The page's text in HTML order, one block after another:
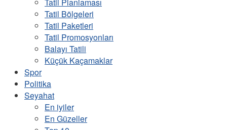
Tatil Bölgeleri
Tatil Paketleri
Tatil Promosyonları
Balayı Tatili
Küçük Kaçamaklar
Spor
Politika
Seyahat
En iyiler
En Güzeller